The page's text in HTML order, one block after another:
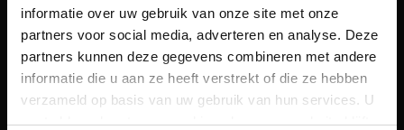
informatie over uw gebruik van onze site met onze
partners voor social media, adverteren en analyse. Deze
partners kunnen deze gegevens combineren met andere
informatie die u aan ze heeft verstrekt of die ze hebben
verzameld op basis van uw gebruik van hun services. U
gaat akkoord met onze cookies als u onze website blijft
Volg ons op